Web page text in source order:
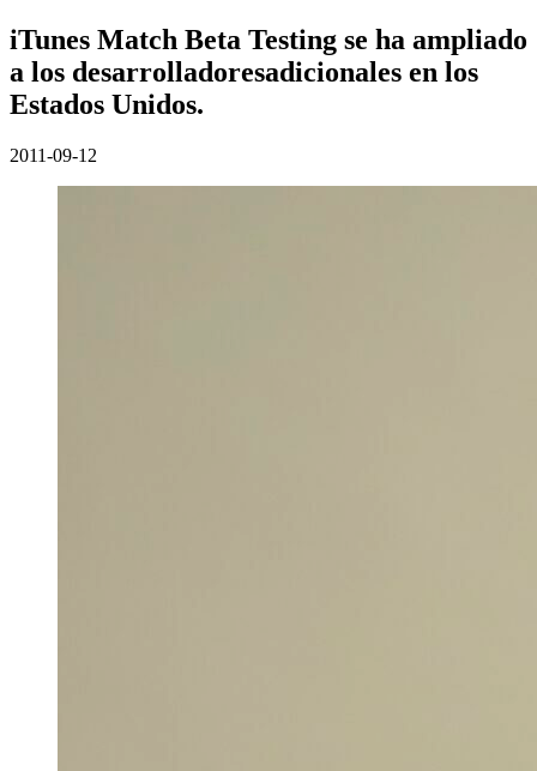
iTunes Match Beta Testing se ha ampliado
a los desarrolladoresadicionales en los
Estados Unidos.
2011-09-12